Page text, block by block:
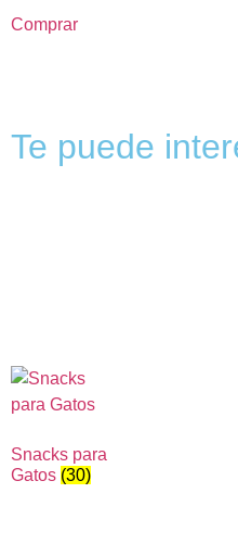
Comprar
Te puede
Snacks para
Gatos (30)